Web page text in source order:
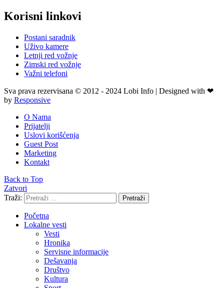
Korisni linkovi
Postani saradnik
Uživo kamere
Letnji red vožnje
Zimski red vožnje
Važni telefoni
Sva prava rezervisana © 2012 - 2024 Lobi Info | Designed with ❤
by Responsive
O Nama
Prijatelji
Uslovi korišćenja
Guest Post
Marketing
Kontakt
Back to Top
Zatvori
Traži:
Pretraži
Početna
Lokalne vesti
Vesti
Hronika
Servisne informacije
Dešavanja
Društvo
Kultura